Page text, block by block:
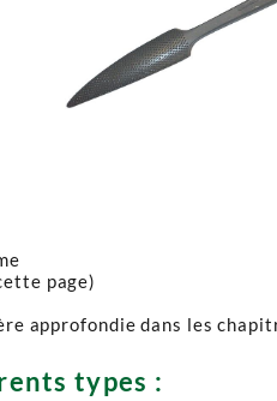
page)
approfondie dans les
types :